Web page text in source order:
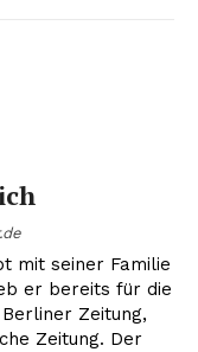
mit seiner Familie
er bereits für die
Zeitung,
Zeitung. Der